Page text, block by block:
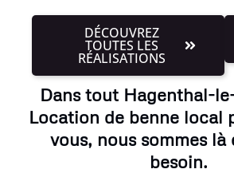
DÉCOUVREZ
TOUTES LES
RÉALISATIONS
Dans tout Hagenthal-
Location de benne local
vous, nous sommes là
besoin.